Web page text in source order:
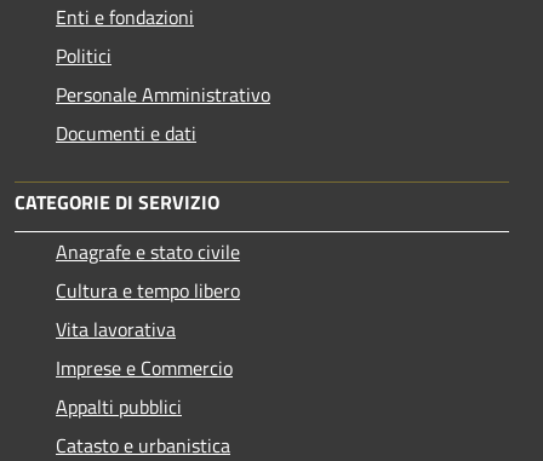
Enti e fondazioni
Politici
Personale Amministrativo
Documenti e dati
CATEGORIE DI SERVIZIO
Anagrafe e stato civile
Cultura e tempo libero
Vita lavorativa
Imprese e Commercio
Appalti pubblici
Catasto e urbanistica